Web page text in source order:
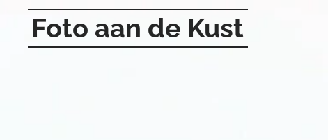
Foto aan de Kust